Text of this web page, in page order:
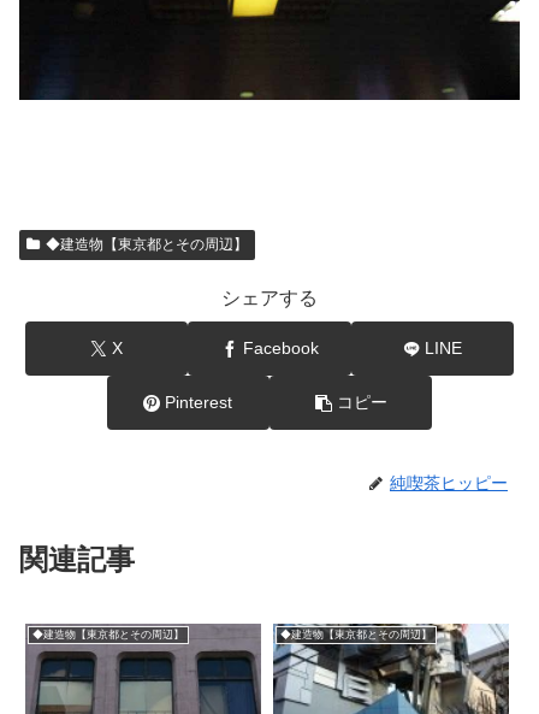
◆建造物【東京都とその周辺】
シェアする
X Facebook LINE
Pinterest コピー
純喫茶ヒッピー
関連記事
◆建造物【東京都とその周辺】 ◆建造物【東京都とその周辺】